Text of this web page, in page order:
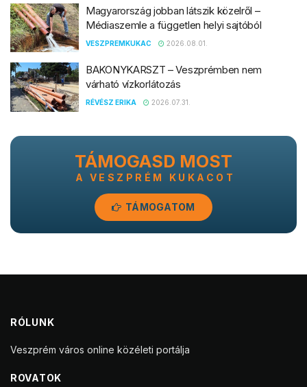
Magyarország jobban látszik közelről –
Médiaszemle a független helyi sajtóból
VESZPREMKUKAC 2026.08.01.
BAKONYKARSZT – Veszprémben nem
várható vízkorlátozás
RÉVÉSZ ERIKA 2026.07.31.
TÁMOGASD MOST
A VESZPRÉM KUKACOT
TÁMOGATOM
RÓLUNK
Veszprém város online közéleti portálja
ROVATOK